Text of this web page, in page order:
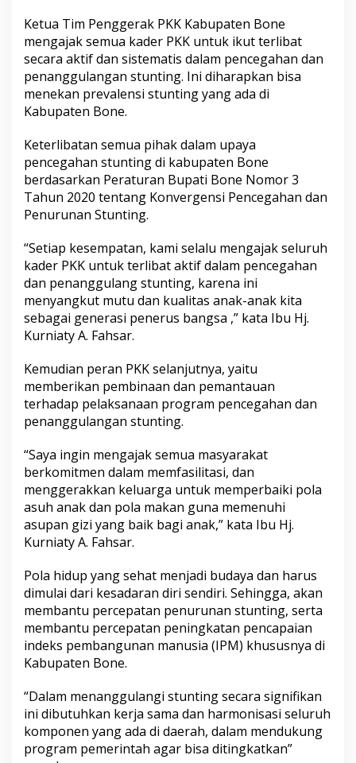
s
s
a
Ketua Tim Penggerak PKK Kabupaten Bone
mengajak semua kader PKK untuk ikut terlibat
secara aktif dan sistematis dalam pencegahan dan
penanggulangan stunting. Ini diharapkan bisa
menekan prevalensi stunting yang ada di
Kabupaten Bone.
Keterlibatan semua pihak dalam upaya
pencegahan stunting di kabupaten Bone
berdasarkan Peraturan Bupati Bone Nomor 3
Tahun 2020 tentang Konvergensi Pencegahan dan
Penurunan Stunting.
“Setiap kesempatan, kami selalu mengajak seluruh
kader PKK untuk terlibat aktif dalam pencegahan
dan penanggulang stunting, karena ini
menyangkut mutu dan kualitas anak-anak kita
sebagai generasi penerus bangsa ,” kata Ibu Hj.
Kurniaty A. Fahsar.
Kemudian peran PKK selanjutnya, yaitu
memberikan pembinaan dan pemantauan
terhadap pelaksanaan program pencegahan dan
penanggulangan stunting.
“Saya ingin mengajak semua masyarakat
berkomitmen dalam memfasilitasi, dan
menggerakkan keluarga untuk memperbaiki pola
asuh anak dan pola makan guna memenuhi
asupan gizi yang baik bagi anak,” kata Ibu Hj.
Kurniaty A. Fahsar.
Pola hidup yang sehat menjadi budaya dan harus
dimulai dari kesadaran diri sendiri. Sehingga, akan
membantu percepatan penurunan stunting, serta
membantu percepatan peningkatan pencapaian
indeks pembangunan manusia (IPM) khususnya di
Kabupaten Bone.
“Dalam menanggulangi stunting secara signifikan
ini dibutuhkan kerja sama dan harmonisasi seluruh
komponen yang ada di daerah, dalam mendukung
program pemerintah agar bisa ditingkatkan”